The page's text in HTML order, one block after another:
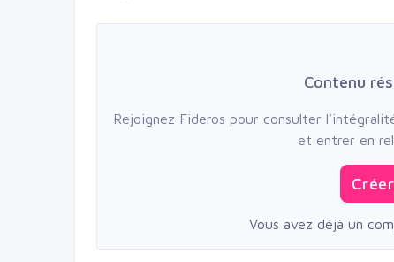
Contenu
Rejoignez Fideros pour consulter
et entrer en
Vous avez déjà un